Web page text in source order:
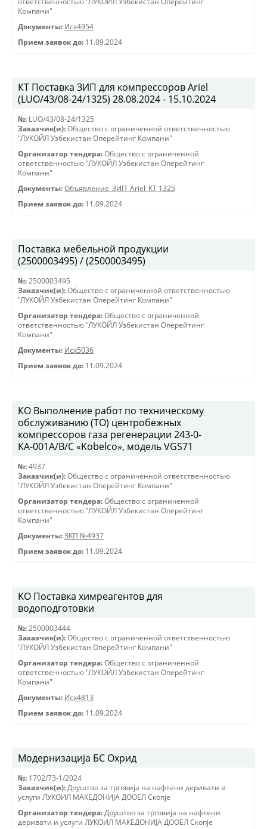
Компани"
Документы: Исх4954
Прием заявок до: 11.09.2024
КТ Поставка ЗИП для компрессоров Ariel
(LUO/43/08-24/1325) 28.08.2024 - 15.10.2024
№: LUO/43/08-24/1325
Заказчик(и): Общество с ограниченной ответственностью
"ЛУКОЙЛ Узбекистан Оперейтинг Компани"
Организатор тендера: Общество с ограниченной
ответственностью "ЛУКОЙЛ Узбекистан Оперейтинг
Компани"
Документы: Объявление_ЗИП_Ariel_КТ 1325
Прием заявок до: 11.09.2024
Поставка мебельной продукции
(2500003495) / (2500003495)
№: 2500003495
Заказчик(и): Общество с ограниченной ответственностью
"ЛУКОЙЛ Узбекистан Оперейтинг Компани"
Организатор тендера: Общество с ограниченной
ответственностью "ЛУКОЙЛ Узбекистан Оперейтинг
Компани"
Документы: Исх5036
Прием заявок до: 11.09.2024
КО Выполнение работ по техническому
обслуживанию (ТО) центробежных
компрессоров газа регенерации 243-0-
KА-001А/В/С «Kobelco», модель VGS71
№: 4937
Заказчик(и): Общество с ограниченной ответственностью
"ЛУКОЙЛ Узбекистан Оперейтинг Компани"
Организатор тендера: Общество с ограниченной
ответственностью "ЛУКОЙЛ Узбекистан Оперейтинг
Компани"
Документы: ЗКП №4937
Прием заявок до: 11.09.2024
KO Поставка химреагентов для
водоподготовки
№: 2500003444
Заказчик(и): Общество с ограниченной ответственностью
"ЛУКОЙЛ Узбекистан Оперейтинг Компани"
Организатор тендера: Общество с ограниченной
ответственностью "ЛУКОЙЛ Узбекистан Оперейтинг
Компани"
Документы: Исх4813
Прием заявок до: 11.09.2024
Модернизација БС Охрид
№: 1702/73-1/2024
Заказчик(и): Друштво за трговиjа на нафтени деривати и
услуги ЛУКОИЛ МАКЕДОНИJА ДООЕЛ Скопjе
Организатор тендера: Друштво за трговиjа на нафтени
деривати и услуги ЛУКОИЛ МАКЕДОНИJА ДООЕЛ Скопjе